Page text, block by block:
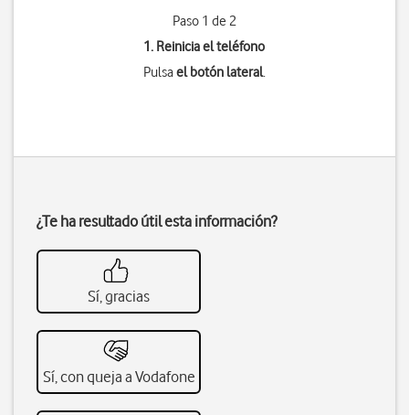
Paso 1 de 2
1. Reinicia el teléfono
Pulsael botón lateral.
¿Te ha resultado útil esta información?
Sí, gracias
Sí, con queja a Vodafone